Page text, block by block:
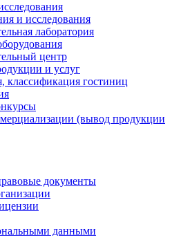
и исследования
лаборатория
центр
и услуг
классификация гостиниц
(вывод продукции
документы
данными